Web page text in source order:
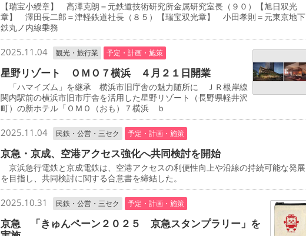
【瑞宝小綬章】 髙澤克朗＝元鉄道技術研究所金属研究室長（９０）【旭日双光
章】 澤田長二郎＝津軽鉄道社長（８５）【瑞宝双光章】 小田孝則＝元東京地下
鉄丸ノ内線乗務
2025.11.04 観光・旅行業 予定・計画・施策
星野リゾート ＯＭＯ７横浜 ４月２１日開業
「ハマイズム」を継承 横浜市旧庁舎の魅力随所に ＪＲ根岸線
関内駅前の横浜市旧市庁舎を活用した星野リゾート（長野県軽井沢
町）の新ホテル「ＯＭＯ（おも）７横浜 ｂ
2025.11.04 民鉄・公営・三セク 予定・計画・施策
京急・京成、空港アクセス強化へ共同検討を開始
京浜急行電鉄と京成電鉄は、空港アクセスの利便性向上や沿線の持続可能な発展
を目指し、共同検討に関する合意書を締結した。
2025.10.31 民鉄・公営・三セク 予定・計画・施策
京急 「きゅんペーン２０２５ 京急スタンプラリー」を